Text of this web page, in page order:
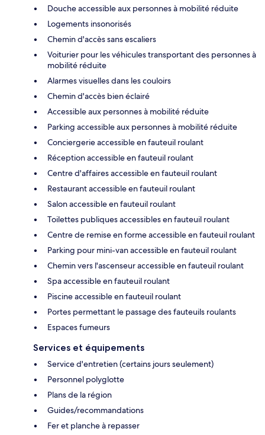
Douche accessible aux personnes à mobilité réduite
Logements insonorisés
Chemin d'accès sans escaliers
Voiturier pour les véhicules transportant des personnes à
mobilité réduite
Alarmes visuelles dans les couloirs
Chemin d'accès bien éclairé
Accessible aux personnes à mobilité réduite
Parking accessible aux personnes à mobilité réduite
Conciergerie accessible en fauteuil roulant
Réception accessible en fauteuil roulant
Centre d'affaires accessible en fauteuil roulant
Restaurant accessible en fauteuil roulant
Salon accessible en fauteuil roulant
Toilettes publiques accessibles en fauteuil roulant
Centre de remise en forme accessible en fauteuil roulant
Parking pour mini-van accessible en fauteuil roulant
Chemin vers l'ascenseur accessible en fauteuil roulant
Spa accessible en fauteuil roulant
Piscine accessible en fauteuil roulant
Portes permettant le passage des fauteuils roulants
Espaces fumeurs
Services et équipements
Service d'entretien (certains jours seulement)
Personnel polyglotte
Plans de la région
Guides/recommandations
Fer et planche à repasser